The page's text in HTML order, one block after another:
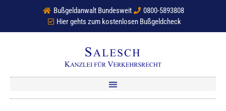
Bußgeldanwalt Bundesweit
0800-5893808
Hier gehts zum kostenlosen Bußgeldcheck